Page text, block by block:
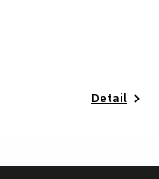
Detail